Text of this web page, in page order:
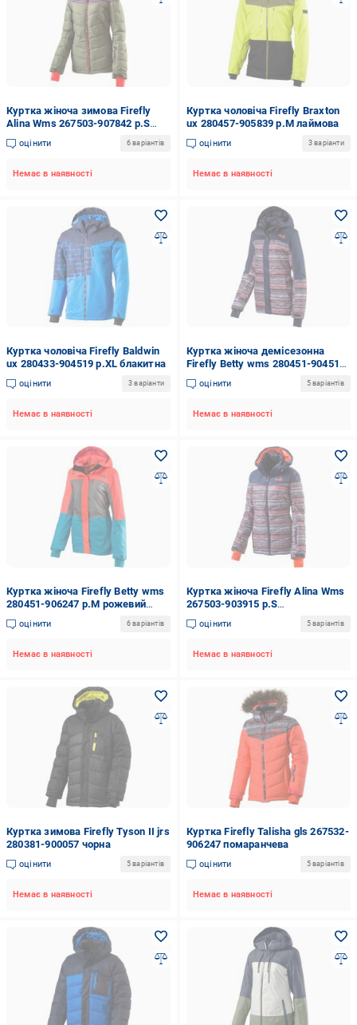
Куртка жіноча зимова Firefly
Alina Wms 267503-907842 р.S
оливкова
оцінити 6 варіантів
Немає в наявності
Куртка чоловіча Firefly Braxton
ux 280457-905839 р.M лаймова
оцінити 3 варіанти
Немає в наявності
Куртка чоловіча Firefly Baldwin
ux 280433-904519 р.XL блакитна
оцінити 3 варіанти
Немає в наявності
Куртка жіноча демісезонна
Firefly Betty wms 280451-904519
р.XXS темно-синя
оцінити 5 варіантів
Немає в наявності
Куртка жіноча Firefly Betty wms
280451-906247 р.M рожевий
меланж
оцінити 6 варіантів
Немає в наявності
Куртка жіноча Firefly Alina Wms
267503-903915 р.S
різнокольорова
оцінити 5 варіантів
Немає в наявності
Куртка зимова Firefly Tyson II jrs
280381-900057 чорна
оцінити 5 варіантів
Немає в наявності
Куртка Firefly Talisha gls 267532-
906247 помаранчева
оцінити 5 варіантів
Немає в наявності